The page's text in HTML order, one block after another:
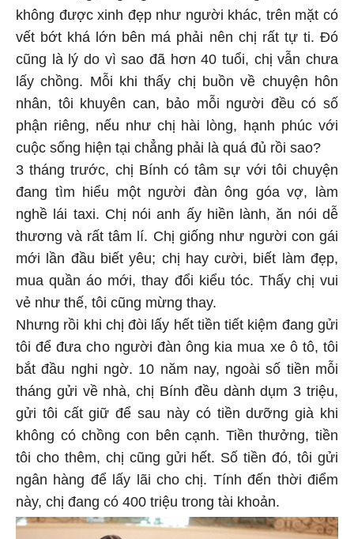
không được xinh đẹp như người khác, trên mặt có
vết bớt khá lớn bên má phải nên chị rất tự ti. Đó
cũng là lý do vì sao đã hơn 40 tuổi, chị vẫn chưa
lấy chồng. Mỗi khi thấy chị buồn về chuyện hôn
nhân, tôi khuyên can, bảo mỗi người đều có số
phận riêng, nếu như chị hài lòng, hạnh phúc với
cuộc sống hiện tại chẳng phải là quá đủ rồi sao?
3 tháng trước, chị Bính có tâm sự với tôi chuyện
đang tìm hiểu một người đàn ông góa vợ, làm
nghề lái taxi. Chị nói anh ấy hiền lành, ăn nói dễ
thương và rất tâm lí. Chị giống như người con gái
mới lần đầu biết yêu; chị hay cười, biết làm đẹp,
mua quần áo mới, thay đổi kiểu tóc. Thấy chị vui
vẻ như thế, tôi cũng mừng thay.
Nhưng rồi khi chị đòi lấy hết tiền tiết kiệm đang gửi
tôi để đưa cho người đàn ông kia mua xe ô tô, tôi
bắt đầu nghi ngờ. 10 năm nay, ngoài số tiền mỗi
tháng gửi về nhà, chị Bính đều dành dụm 3 triệu,
gửi tôi cất giữ để sau này có tiền dưỡng già khi
không có chồng con bên cạnh. Tiền thưởng, tiền
tôi cho thêm, chị cũng gửi hết. Số tiền đó, tôi gửi
ngân hàng để lấy lãi cho chị. Tính đến thời điểm
này, chị đang có 400 triệu trong tài khoản.